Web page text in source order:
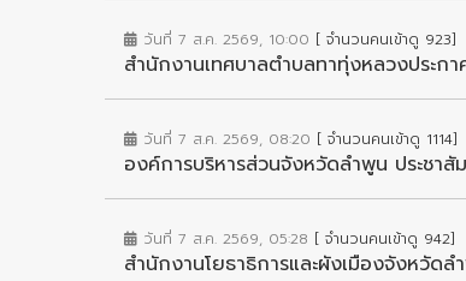
วันที่ 7 ส.ค. 2569, 10:00 [ จำนวนคนเข้าดู 923]
สำนักงานเทศบาลตำบลทาทุ่งหลวงประก
วันที่ 7 ส.ค. 2569, 08:20 [ จำนวนคนเข้าดู 1114]
องค์การบริหารส่วนจังหวัดลำพูน ประชาสั
วันที่ 7 ส.ค. 2569, 05:28 [ จำนวนคนเข้าดู 942]
สำนักงานโยธาธิการและผังเมืองจังหวัดล